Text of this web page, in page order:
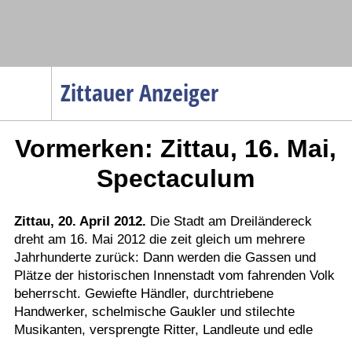
Zittauer Anzeiger
Menüpunkte
Politik
Wirtschaft
Service
Verkehr
Gesundheit
Kultur
Vormerken: Zittau, 16. Mai,
Spectaculum
Zittau, 20. April 2012. Die Stadt am Dreiländereck
dreht am 16. Mai 2012 die zeit gleich um mehrere
Jahrhunderte zurück: Dann werden die Gassen und
Plätze der historischen Innenstadt vom fahrenden Volk
beherrscht. Gewiefte Händler, durchtriebene
Handwerker, schelmische Gaukler und stilechte
Musikanten, versprengte Ritter, Landleute und edle